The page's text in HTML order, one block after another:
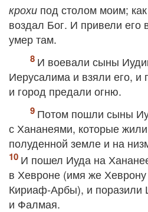
крохи под столом моим;
воздал Бог. И привели его
умер там.
И воевали сыны
Иерусалима и взяли его, и
и город предали огню.
Потом пошли сыны
с Хананеями, которые
полуденной земле и на
И пошел Иуда на
в Хевроне (имя же Хеврону
Кириаф‐Арбы), и
и Фалмая.